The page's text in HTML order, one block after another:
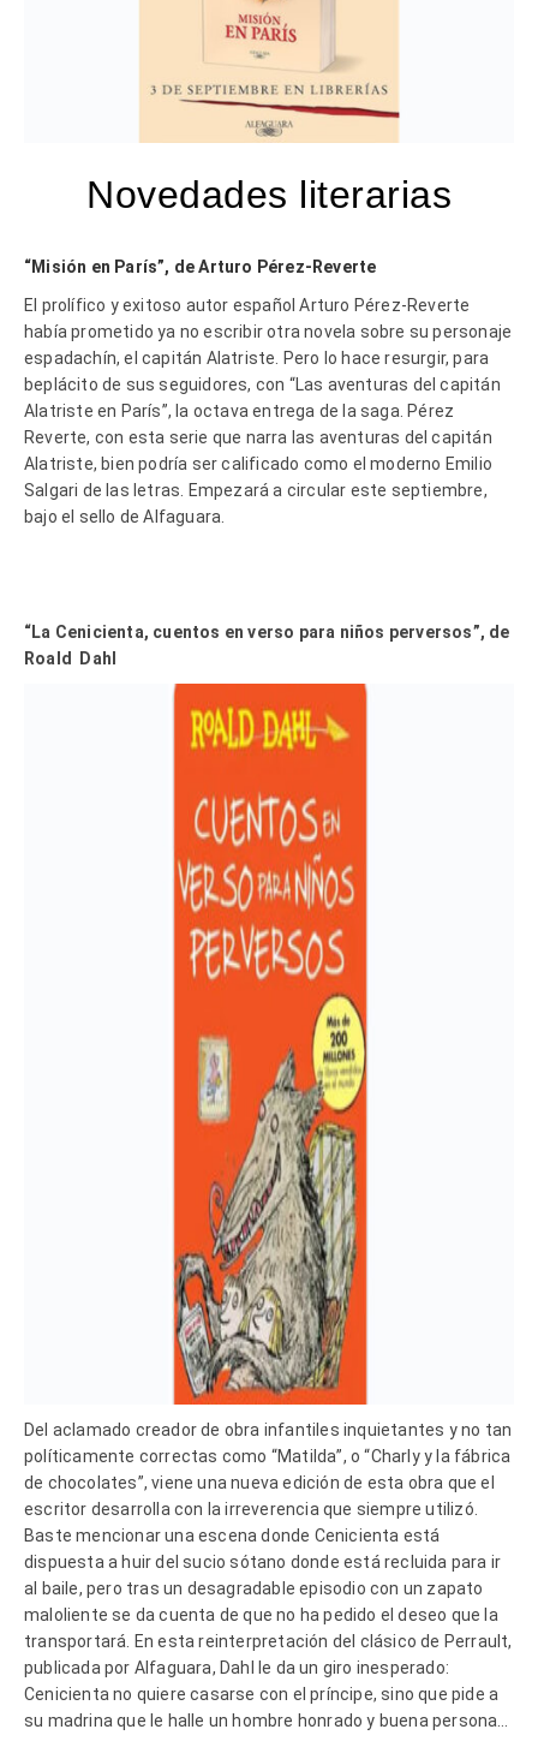
Novedades literarias
“Misión en París”, deArturo Pérez-Reverte
El prolífico y exitoso autor español Arturo Pérez-Reverte
había prometido ya no escribir otra novela sobre su personaje
espadachín, el capitán Alatriste. Pero lo hace resurgir, para
beplácito de sus seguidores, con “Las aventuras del capitán
Alatriste en París”, la octava entrega de la saga. Pérez
Reverte, con esta serie que narra las aventuras del capitán
Alatriste, bien podría ser calificado como el moderno Emilio
Salgari de las letras. Empezará a circular este septiembre,
bajo el sello de Alfaguara.
“La Cenicienta, cuentos en verso para niños perversos”, de
Roald Dahl
Del aclamado creador de obra infantiles inquietantes y no tan
políticamente correctas como “Matilda”, o “Charly y la fábrica
de chocolates”, viene una nueva edición de esta obra que el
escritor desarrolla con la irreverencia que siempre utilizó.
Baste mencionar una escena donde Cenicienta está
dispuesta a huir del sucio sótano donde está recluida para ir
al baile, pero tras un desagradable episodio con un zapato
maloliente se da cuenta de que no ha pedido el deseo que la
transportará. En esta reinterpretación del clásico de Perrault,
publicada por Alfaguara, Dahl le da un giro inesperado:
Cenicienta no quiere casarse con el príncipe, sino que pide a
su madrina que le halle un hombre honrado y buena persona…